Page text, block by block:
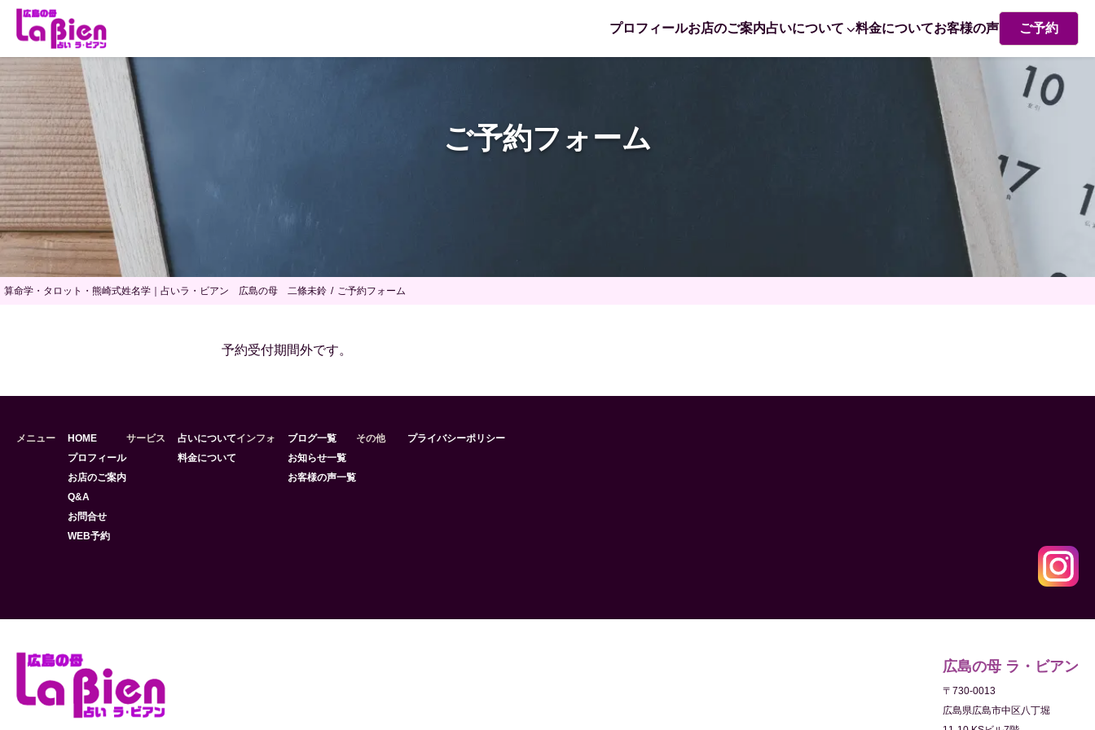
プロフィールお店のご案内占いについて
赤ちゃん命名 姓名判断で成功するポイント
料金についてお客様の声 ご予約
ご予約フォーム
算命学・タロット・熊崎式姓名学｜占いラ・ビアン 広島の母 二條未鈴 ご予約フォーム
予約受付期間外です。
メニュー
HOME
プロフィール
お店のご案内
Q&A
お問合せ
WEB予約
サービス
占いについて
料金について
インフォ
ブログ一覧
お知らせ一覧
お客様の声一覧
その他 プライバシーポリシー
広島の母 ラ・ビアン
〒730-0013
広島県広島市中区八丁堀